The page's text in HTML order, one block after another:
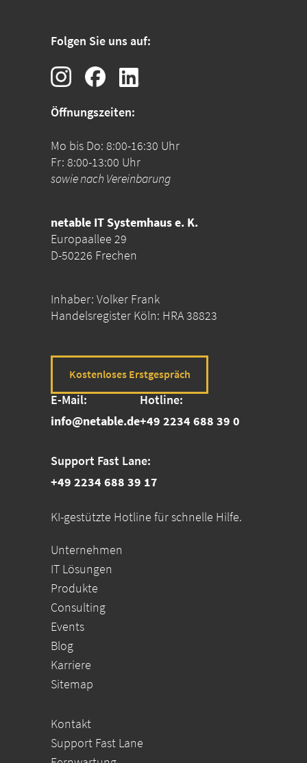
Folgen Sie uns auf:
Öffnungszeiten:
Mo bis Do: 8:00-16:30 Uhr
Fr: 8:00-13:00 Uhr
sowie nach Vereinbarung
netable IT Systemhaus e. K.
Europaallee 29
D-50226 Frechen
Inhaber: Volker Frank
Handelsregister Köln: HRA 38823
Kostenloses Erstgespräch
E-Mail:
info@netable.de
Hotline:
+49 2234 688 39 0
Support Fast Lane:
+49 2234 688 39 17
KI-gestützte Hotline für schnelle Hilfe.
Unternehmen
IT Lösungen
Produkte
Consulting
Events
Blog
Karriere
Sitemap
Kontakt
Support Fast Lane